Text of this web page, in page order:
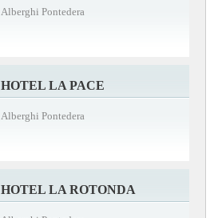
Alberghi Pontedera
HOTEL LA PACE
Alberghi Pontedera
HOTEL LA ROTONDA